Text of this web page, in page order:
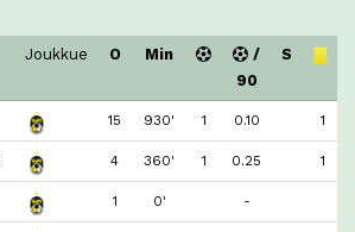
Joukkue O Min
/
90
S
15 930' 1 0.10 1
4 360' 1 0.25 1
1 0' -